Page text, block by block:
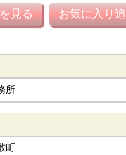
見る お気に入り
所
町